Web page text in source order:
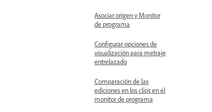
Asociar origen y Monitor
de programa
Configurar opciones de
visualización para metraje
entrelazado
Comparación de las
ediciones en los clips en el
monitor de programa